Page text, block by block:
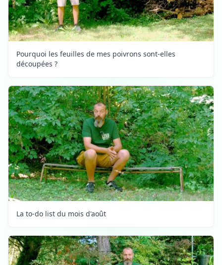
Pourquoi les feuilles de mes poivrons sont-elles
découpées ?
La to-do list du mois d'août